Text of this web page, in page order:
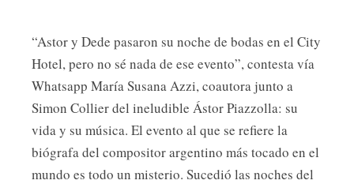
“Astor y Dede pasaron su noche de bodas en el City
Hotel, pero no sé nada de ese evento”, contesta vía
Whatsapp María Susana Azzi, coautora junto a
Simon Collier del ineludible Ástor Piazzolla: su
vida y su música. El evento al que se refiere la
biógrafa del compositor argentino más tocado en el
mundo es todo un misterio. Sucedió las noches del